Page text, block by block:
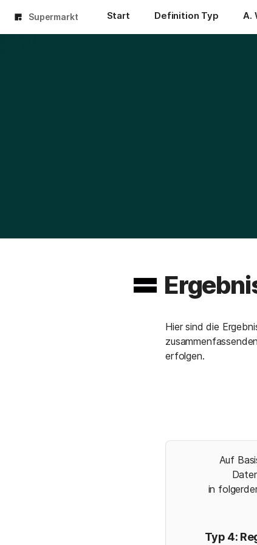
Supermarkt Start Definition Typ A.
Hier sind die
erfolgen.
Auf
in
Typ 4: